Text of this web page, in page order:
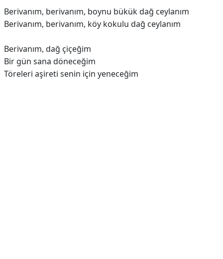
Berivanım, berivanım, boynu bükük dağ ceylanım
Berivanım, berivanım, köy kokulu dağ ceylanım
Berivanım, dağ çiçeğim
Bir gün sana döneceğim
Töreleri aşireti senin için yeneceğim